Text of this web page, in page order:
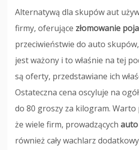
Alternatywą dla skupów aut
firmy, oferujące złomowanie
przeciwieństwie do auto
jest ważony i to właśnie na tej
są oferty, przedstawiane ich
Ostateczna cena oscyluje na
do 80 groszy za kilogram.
że wiele firm, prowadzących auto
również cały wachlarz